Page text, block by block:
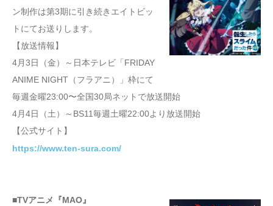
ン制作は第3期に引き続きエイトビッ
トにてお送りします。
【放送情報】
4月3日（金）～日本テレビ「FRIDAY
ANIME NIGHT（フラアニ）」枠にて
毎週金曜23:00〜全国30局ネットで放送開始
4月4日（土）～BS11毎週土曜22:00より放送開始
【公式サイト】
https://www.ten-sura.com/
■TVアニメ『MAO』